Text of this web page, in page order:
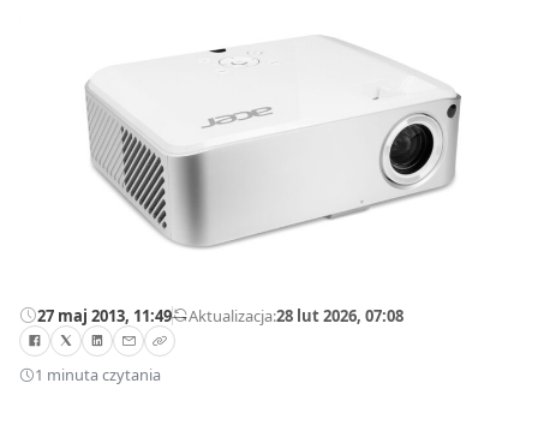
27 maj 2013, 11:49—Aktualizacja:28 lut 2026, 07:08
1 minuta czytania